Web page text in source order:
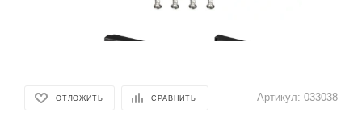
ОТЛОЖИТЬ СРАВНИТЬ Артикул: 033038